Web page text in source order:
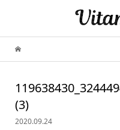
(3)
2020.09.24